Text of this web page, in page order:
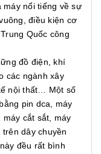
máy nổi tiếng về sự
điều kiện cơ
Quốc công
đồ điện, khí
các ngành xây
nội thất… Một số
pin dca, máy
cắt sắt, máy
dây chuyền
đều rất bình